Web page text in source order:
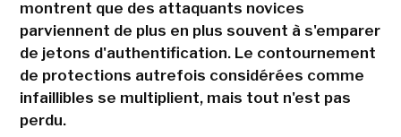
montrent que des attaquants novices
parviennent de plus en plus souvent à s'emparer
de jetons d'authentification. Le contournement
de protections autrefois considérées comme
infaillibles se multiplient, mais tout n'est pas
perdu.